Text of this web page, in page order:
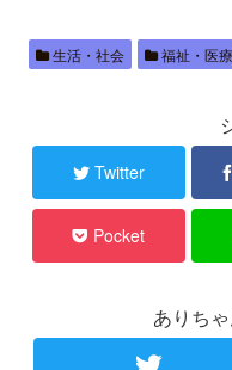
生活・社会 福祉・医療
Twitter
Pocket
ありち